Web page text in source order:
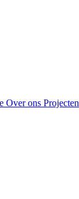
Over ons Projecten